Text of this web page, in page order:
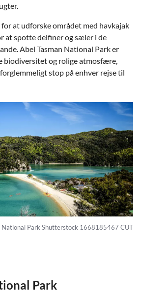
at udforske området med havkajak
at spotte delfiner og sæler i de
Abel Tasman National Park er
biodiversitet og rolige atmosfære,
stop på enhver rejse til
National Park Shutterstock 1668185467 CUT
Park